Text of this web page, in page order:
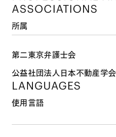
ASSOCIATIONS
所属
第二東京弁護士会
公益社団法人日本不動産学会
LANGUAGES
使用言語